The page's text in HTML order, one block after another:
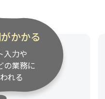
かかる
入力や
の業務に
れる